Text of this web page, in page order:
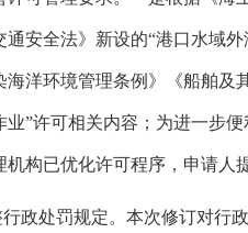
通安全法》新设的“港口水域
海洋环境管理条例》《船舶
业”许可相关内容；为进一步
机构已优化许可程序，申请人
行政处罚规定。本次修订对行